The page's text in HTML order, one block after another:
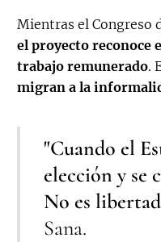
Mientras el Congreso
el proyecto reconoce
trabajo remunerado.
migran a la
"Cuando el
elección y se
No es
Sana.